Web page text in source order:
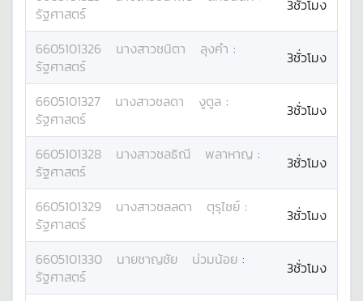
รัฐศาสตร์
3ชั่วโมง
6605101326 นางสาวชนิตา ลุงคำ :
รัฐศาสตร์
3ชั่วโมง
6605101327 นางสาวชลดา งูตูล :
รัฐศาสตร์
3ชั่วโมง
6605101328 นางสาวชลธิณี พลาหาญ :
รัฐศาสตร์
3ชั่วโมง
6605101329 นางสาวชลลดา ตุรุไชย์ :
รัฐศาสตร์
3ชั่วโมง
6605101330 นายชาญชัย น่วมน้อย :
รัฐศาสตร์
3ชั่วโมง